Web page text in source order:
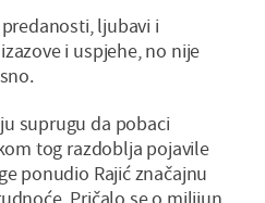
ljubavi i
i uspjehe, no nije
suprugu da pobaci
tog razdoblja pojavile
ponudio Rajić značajnu